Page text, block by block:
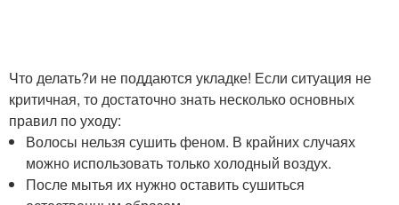
Что делать?и не поддаются укладке! Если ситуация не
критичная, то достаточно знать несколько основных
правил по уходу:
Волосы нельзя сушить феном. В крайних случаях
можно использовать только холодный воздух.
После мытья их нужно оставить сушиться